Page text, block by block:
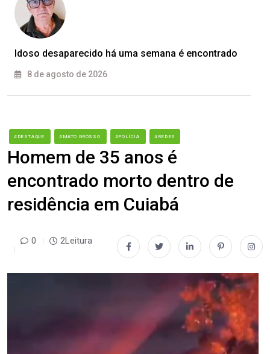
Idoso desaparecido há uma semana é encontrado
8 de agosto de 2026
#DESTAQUE #MATO GROSSO #POLÍCIA #REDES
Homem de 35 anos é
encontrado morto dentro de
residência em Cuiabá
0 2Leitura